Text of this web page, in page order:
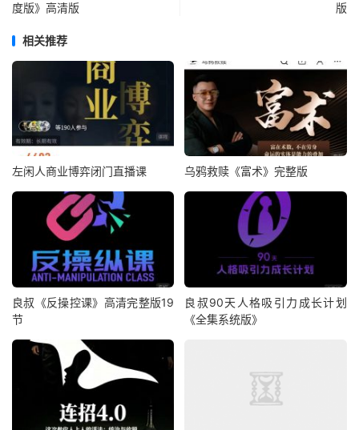
度版》高清版
版
相关推荐
左闲人商业博弈闭门直播课 乌鸦救赎《富术》完整版
良叔《反操控课》高清完整版19
节
良叔90天人格吸引力成长计划
《全集系统版》